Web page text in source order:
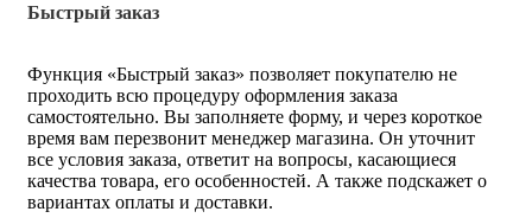
Быстрый заказ
Функция «Быстрый заказ» позволяет покупателю не
проходить всю процедуру оформления заказа
самостоятельно. Вы заполняете форму, и через короткое
время вам перезвонит менеджер магазина. Он уточнит
все условия заказа, ответит на вопросы, касающиеся
качества товара, его особенностей. А также подскажет о
вариантах оплаты и доставки.